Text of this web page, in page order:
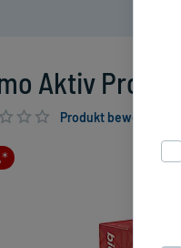
Aktiv
Produkt bewerten &